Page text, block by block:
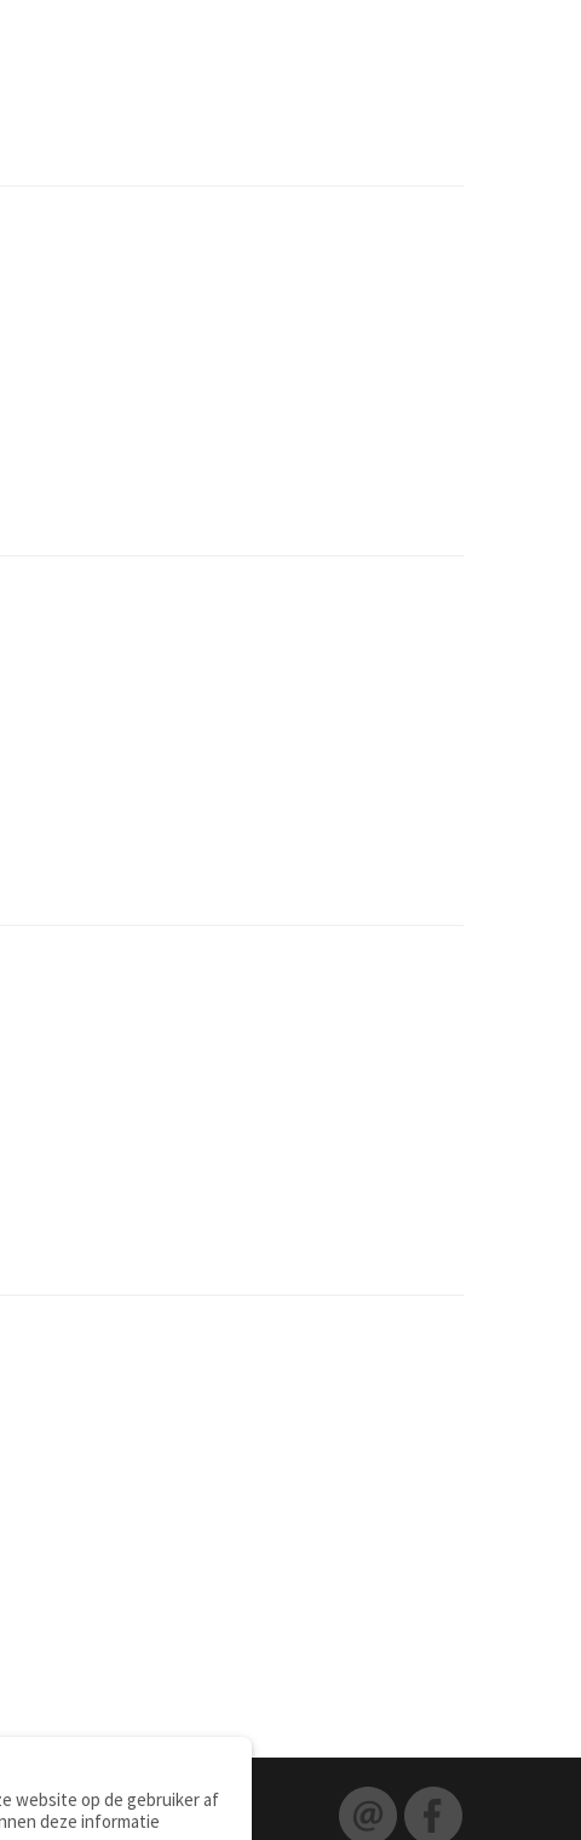
website op de gebruiker af
deze informatie